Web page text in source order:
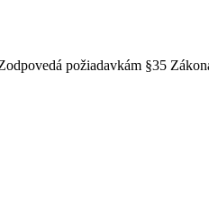
požiadavkám §35